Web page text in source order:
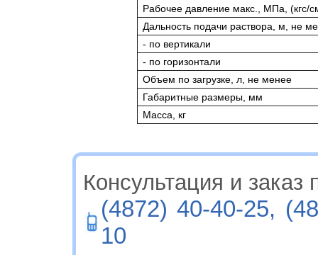
Рабочее давление макс., МПа, (кгс/
Дальность подачи раствора, м, не
- по вертикали
- по горизонтали
Объем по загрузке, л, не менее
Габаритные размеры, мм
Масса, кг
Консультация и заказ
(4872) 40-40-25,
10